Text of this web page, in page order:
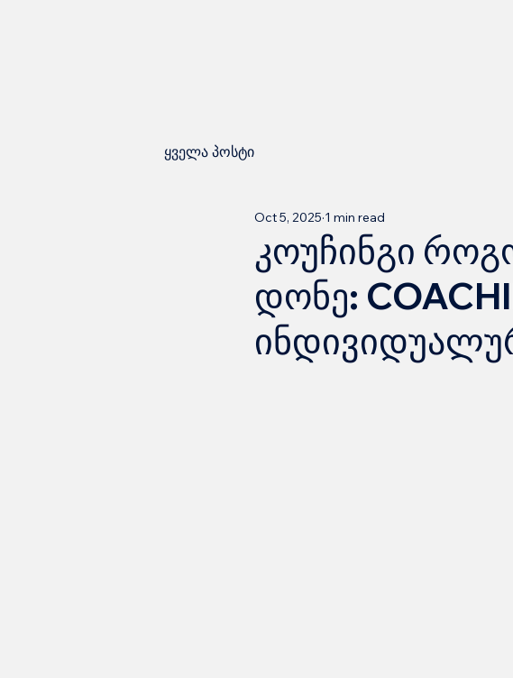
ყველა პოსტი
კოუჩინგი
დონე:
Oct 5, 2025 1 min read